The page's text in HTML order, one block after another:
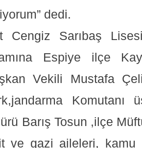
dedi.
Cengiz Sarıbaş
Espiye ilçe
Vekili Mustafa
Komutanı
Barış Tosun ,ilçe
ve gazi aileleri, kamu